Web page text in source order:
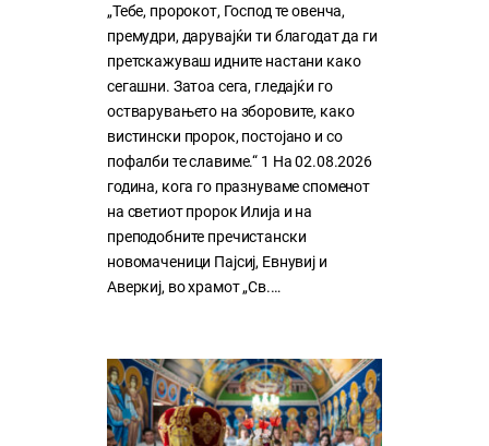
„Тебе, пророкот, Господ те овенча,
премудри, дарувајќи ти благодат да ги
претскажуваш идните настани како
сегашни. Затоа сега, гледајќи го
остварувањето на зборовите, како
вистински пророк, постојано и со
пофалби те славиме.“ 1 На 02.08.2026
година, кога го празнуваме споменот
на светиот пророк Илија и на
преподобните пречистански
новомаченици Пајсиј, Евнувиј и
Аверкиј, во храмот „Св.…